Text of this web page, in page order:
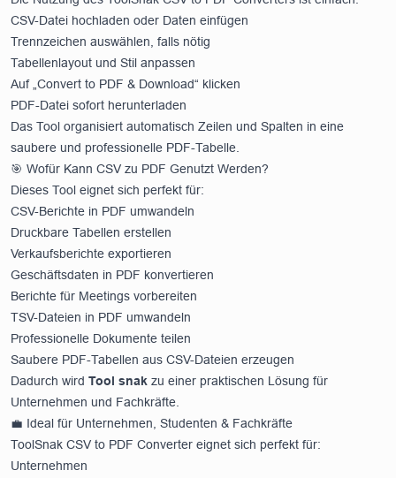
CSV-Datei hochladen oder Daten einfügen
Trennzeichen auswählen, falls nötig
Tabellenlayout und Stil anpassen
Auf „Convert to PDF & Download“ klicken
PDF-Datei sofort herunterladen
Das Tool organisiert automatisch Zeilen und Spalten in eine
saubere und professionelle PDF-Tabelle.
🎯 Wofür Kann CSV zu PDF Genutzt Werden?
Dieses Tool eignet sich perfekt für:
CSV-Berichte in PDF umwandeln
Druckbare Tabellen erstellen
Verkaufsberichte exportieren
Geschäftsdaten in PDF konvertieren
Berichte für Meetings vorbereiten
TSV-Dateien in PDF umwandeln
Professionelle Dokumente teilen
Saubere PDF-Tabellen aus CSV-Dateien erzeugen
Dadurch wird Tool snak zu einer praktischen Lösung für
Unternehmen und Fachkräfte.
💼 Ideal für Unternehmen, Studenten & Fachkräfte
ToolSnak CSV to PDF Converter eignet sich perfekt für:
Unternehmen